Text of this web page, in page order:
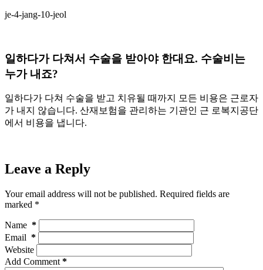
je-4-jang-10-jeol
일하다가 다쳐서 수술을 받아야 한대요. 수술비는
누가 내죠?
일하다가 다쳐 수술을 받고 치유될 때까지 모든 비용은 근로자
가 내지 않습니다. 산재보험을 관리하는 기관인 근 로복지공단
에서 비용을 냅니다.
Leave a Reply
Your email address will not be published. Required fields are
marked *
Name *
Email *
Website
Add Comment *